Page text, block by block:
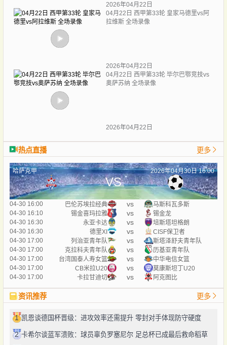
2026年04月22日
04月22日 西甲第33轮 皇家马德里vs阿
拉维斯 全场录像
2026年04月22日
04月22日 西甲第33轮 毕尔巴鄂竞技vs
奥萨苏纳 全场录像
2026年04月22日
热点直播 更多
哈萨克甲 2026年04月30日 16:00
VS
04-30 16:00 巴伦苏埃拉经典 vs
马斯科瓦多斯
04-30 16:10
锡金喜玛拉雅 vs
锡金龙
04-30 16:30
永亚卡达 vs
培斯塔坦格朗
04-30 16:30
德里XI vs
CISF保卫者
04-30 17:00
列治亚青年队 vs
斯塔泽舒夫青年队
04-30 17:00
克拉科夫青年队 vs
历基亚青年队
04-30 17:00
台湾国泰人寿女篮 vs
中华电信女篮
04-30 17:00
CB米拉U20 vs
莫康斯坦丁U20
04-30 17:00
卡拉甘迪切 vs 阿克图比
资讯推荐 更多
1 凯恩谈德国杯晋级：进攻效率还需提升 零封对手体现防守硬度
2 卡希尔谈蓝军溃败：球员辜负罗塞尼尔 足总杯已成最后救命稻草